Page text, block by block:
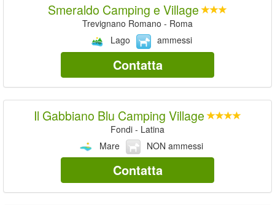
Smeraldo Camping e Village
Trevignano Romano - Roma
Lago
ammessi
Contatta
Il Gabbiano Blu Camping Village
Fondi - Latina
Mare
NON ammessi
Contatta